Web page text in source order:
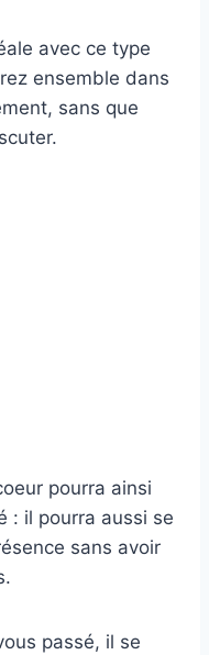
avec ce type
ensemble dans
sans que
pourra ainsi
: il pourra aussi se
sans avoir
passé, il se